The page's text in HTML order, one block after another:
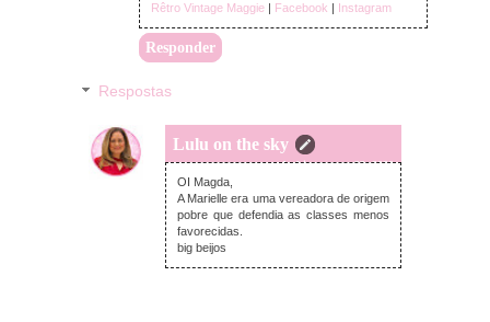
Rêtro Vintage Maggie
Facebook Instagram
Responder
Respostas
Lulu on the sky
segunda-feira, março 23, 2020
OI Magda,
A Marielle era uma vereadora de origem
pobre que defendia as classes menos
favorecidas.
big beijos